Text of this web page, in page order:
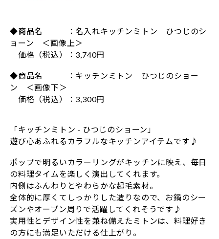
◆商品名 ：名入れキッチンミトン ひつじのシ
ョーン ＜画像上＞
価格（税込）：3,740円
◆商品名 ：キッチンミトン ひつじのショー
ン ＜画像下＞
価格（税込）：3,300円
「キッチンミトン - ひつじのショーン」
遊び心あふれるカラフルなキッチンアイテムです♪
ポップで明るいカラーリングがキッチンに映え、毎日
の料理タイムを楽しく演出してくれます。
内側はふんわりとやわらかな起毛素材。
全体的に厚くてしっかりした造りなので、お鍋のシー
ズンやオーブン周りで活躍してくれそうです♪
実用性とデザイン性を兼ね備えたミトンは、料理好き
の方にも満足いただける仕上がり。